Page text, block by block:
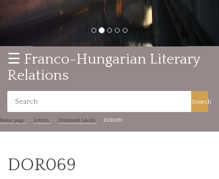
☰ Franco-Hungarian Literary
Relations
Search
Home page Letters Dormándi László DOR069
DOR069